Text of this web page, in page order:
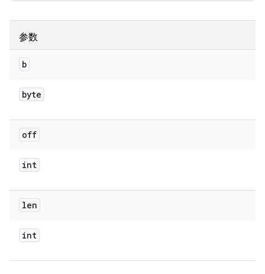
参数
b
byte
off
int
len
int